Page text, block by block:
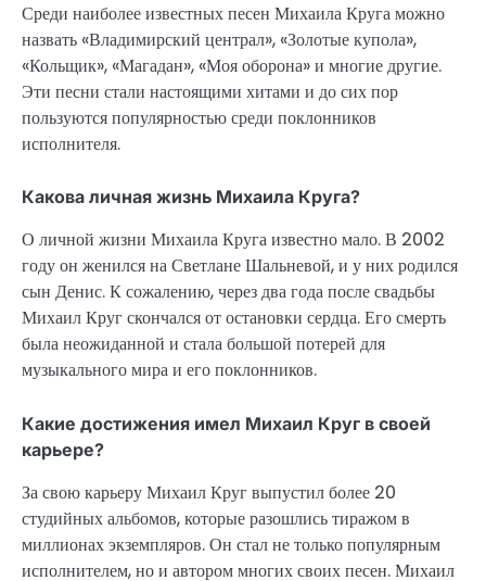
Среди наиболее известных песен Михаила Круга можно
назвать «Владимирский централ», «Золотые купола»,
«Кольщик», «Магадан», «Моя оборона» и многие другие.
Эти песни стали настоящими хитами и до сих пор
пользуются популярностью среди поклонников
исполнителя.
Какова личная жизнь Михаила Круга?
О личной жизни Михаила Круга известно мало. В 2002
году он женился на Светлане Шальневой, и у них родился
сын Денис. К сожалению, через два года после свадьбы
Михаил Круг скончался от остановки сердца. Его смерть
была неожиданной и стала большой потерей для
музыкального мира и его поклонников.
Какие достижения имел Михаил Круг в своей
карьере?
За свою карьеру Михаил Круг выпустил более 20
студийных альбомов, которые разошлись тиражом в
миллионах экземпляров. Он стал не только популярным
исполнителем, но и автором многих своих песен. Михаил